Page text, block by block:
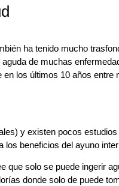
ha tenido mucho
de muchas
los últimos 10 años
y existen pocos
beneficios del ayuno
que solo se puede ingerir
donde solo de puede